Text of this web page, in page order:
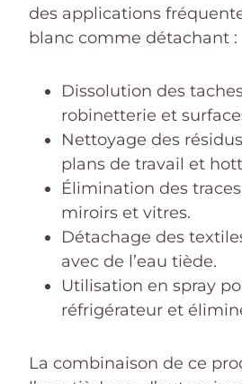
des applications
blanc comme détachant :
Dissolution des
robinetterie et
Nettoyage des
plans de travail et
Élimination des traces
miroirs et vitres.
Détachage des
avec de l’eau tiède.
Utilisation en spray
réfrigérateur et
La combinaison de ce